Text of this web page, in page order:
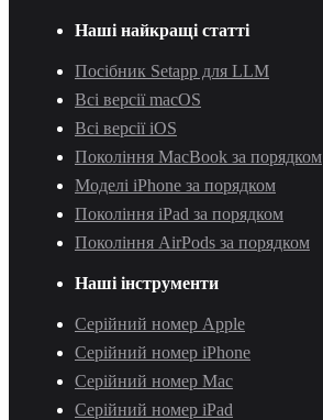
Наші найкращі статті
Посібник Setapp для LLM
Всі версії macOS
Всі версії iOS
Покоління MacBook за порядком
Моделі iPhone за порядком
Покоління iPad за порядком
Покоління AirPods за порядком
Наші інструменти
Серійний номер Apple
Серійний номер iPhone
Серійний номер Mac
Серійний номер iPad